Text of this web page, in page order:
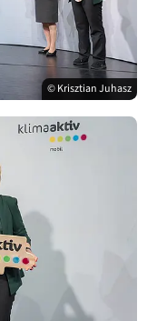
© Krisztian Juhasz